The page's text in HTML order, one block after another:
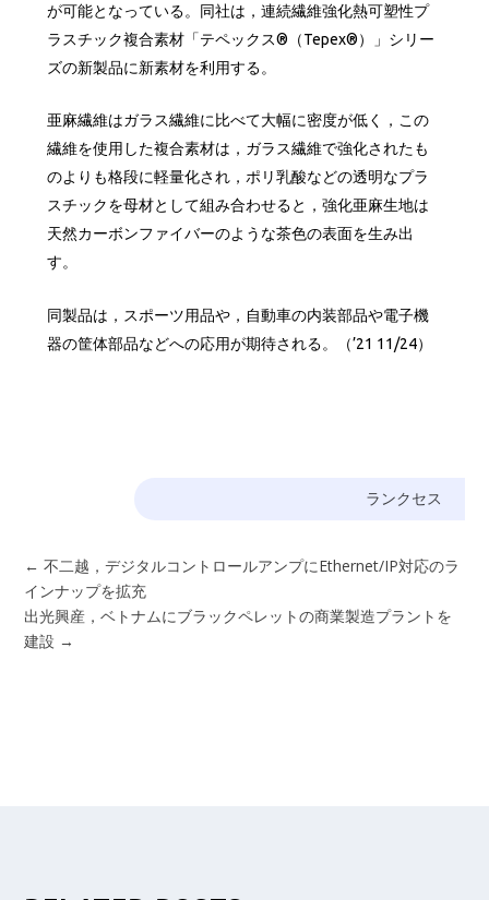
が可能となっている。同社は，連続繊維強化熱可塑性プ
ラスチック複合素材「テペックス®（Tepex®）」シリー
ズの新製品に新素材を利用する。
亜麻繊維はガラス繊維に比べて大幅に密度が低く，この
繊維を使用した複合素材は，ガラス繊維で強化されたも
のよりも格段に軽量化され，ポリ乳酸などの透明なプラ
スチックを母材として組み合わせると，強化亜麻生地は
天然カーボンファイバーのような茶色の表面を生み出
す。
同製品は，スポーツ用品や，自動車の内装部品や電子機
器の筐体部品などへの応用が期待される。（’21 11/24）
ランクセス
←不二越，デジタルコントロールアンプにEthernet/IP対応のラ
インナップを拡充
出光興産，ベトナムにブラックペレットの商業製造プラントを
建設 →